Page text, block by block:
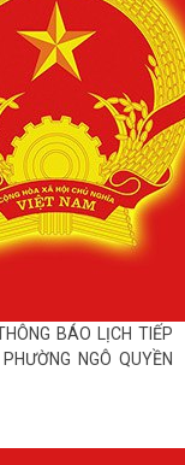
BÁO LỊCH TIẾP
NGÔ QUYỀN